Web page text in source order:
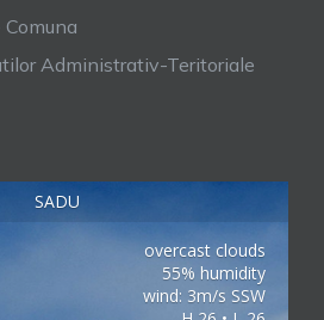
Administrativ-Teritoriale
SADU
overcast clouds
55% humidity
wind: 3m/s SSW